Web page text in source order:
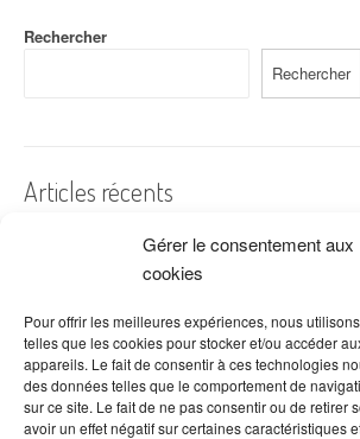
Gérer le consentement aux
cookies
Pour offrir les meilleures expériences, nous
telles que les cookies pour stocker et/ou accéder
appareils. Le fait de consentir à ces technologies
des données telles que le comportement de
sur ce site. Le fait de ne pas consentir ou de retirer
avoir un effet négatif sur certaines caractéristiques
Rechercher
Rechercher
Articles récents
A quelles dates de l’année offre-t-on des fleurs ?
Les fleurs préférées des Français
Combien de fois arroser un cactus ?
Quelles fleurs offrir pour la fête des mères ?
Idées de décoration avec fleurs séchées